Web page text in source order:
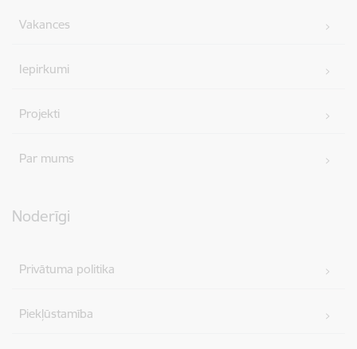
Vakances
Iepirkumi
Projekti
Par mums
Noderīgi
Privātuma politika
Piekļūstamība